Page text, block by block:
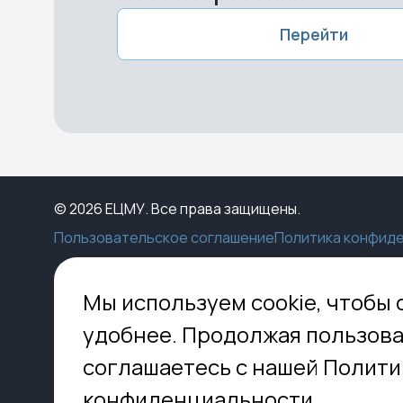
Перейти
© 2026 ЕЦМУ. Все права защищены.
Пользовательское соглашениеПолитика
Каталог Конструктор
Блог
Помощь
Контакты
Пункты выдачи
Оплата
Установка
Гид по кладбищам
8
Мы используем cookie, чтобы
удобнее. Продолжая
соглашаетесь с нашей